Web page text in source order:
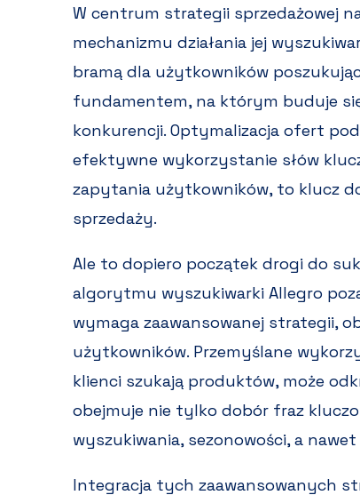
W centrum strategii sprzedażowej
mechanizmu działania jej
bramą dla użytkowników
fundamentem, na którym buduje
konkurencji. Optymalizacja ofert
efektywne wykorzystanie słów
zapytania użytkowników, to klucz
sprzedaży.
Ale to dopiero początek drogi do
algorytmu wyszukiwarki Allegro
wymaga zaawansowanej strategii,
użytkowników. Przemyślane
klienci szukają produktów, może
obejmuje nie tylko dobór fraz
wyszukiwania, sezonowości, a
Integracja tych zaawansowanych